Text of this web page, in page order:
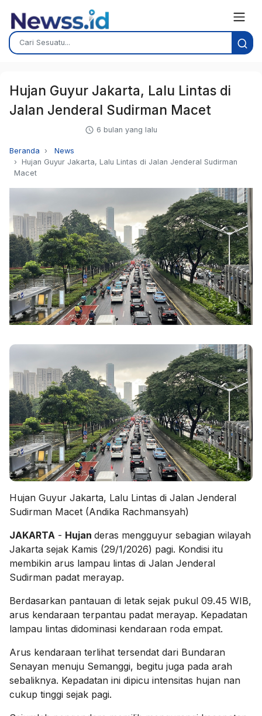
Hujan Guyur Jakarta, Lalu Lintas di
Jalan Jenderal Sudirman Macet
6 bulan yang lalu
Beranda
News
Hujan Guyur Jakarta, Lalu Lintas di Jalan Jenderal Sudirman
Macet
Hujan Guyur Jakarta, Lalu Lintas di Jalan Jenderal
Sudirman Macet (Andika Rachmansyah)
JAKARTA - Hujan deras mengguyur sebagian wilayah
Jakarta sejak Kamis (29/1/2026) pagi. Kondisi itu
membikin arus lampau lintas di Jalan Jenderal
Sudirman padat merayap.
Berdasarkan pantauan di letak sejak pukul 09.45 WIB,
arus kendaraan terpantau padat merayap. Kepadatan
lampau lintas didominasi kendaraan roda empat.
Arus kendaraan terlihat tersendat dari Bundaran
Senayan menuju Semanggi, begitu juga pada arah
sebaliknya. Kepadatan ini dipicu intensitas hujan nan
cukup tinggi sejak pagi.